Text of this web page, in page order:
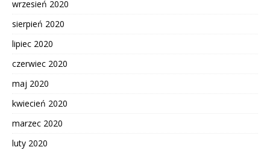
wrzesień 2020
sierpień 2020
lipiec 2020
czerwiec 2020
maj 2020
kwiecień 2020
marzec 2020
luty 2020